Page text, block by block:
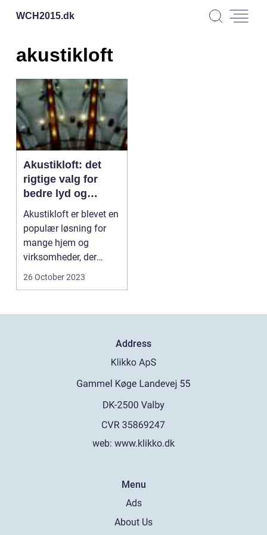
WCH2015.dk
akustikloft
Akustikloft: det
rigtige valg for
bedre lyd og
æstetik
Akustikloft er blevet en
populær løsning for
mange hjem og
virksomheder, der
øns...
26 October 2023
Address
web: www.klikko.dk
Menu
Ads
About Us